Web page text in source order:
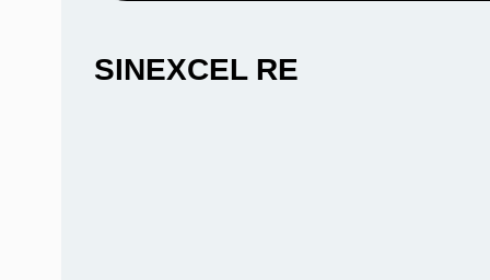
SINEXCEL RE